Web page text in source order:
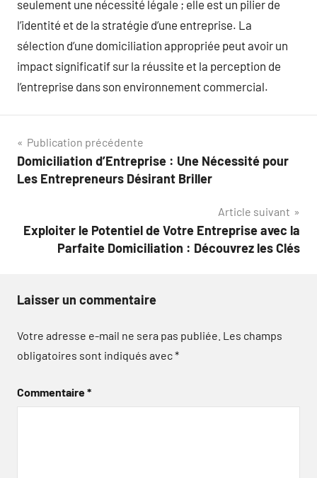
seulement une nécessité légale ; elle est un pilier de
l’identité et de la stratégie d’une entreprise. La
sélection d’une domiciliation appropriée peut avoir un
impact significatif sur la réussite et la perception de
l’entreprise dans son environnement commercial.
Navigation
de
Publication précédente
Domiciliation d’Entreprise : Une Nécessité pour
Les Entrepreneurs Désirant Briller
Article suivant
Exploiter le Potentiel de Votre Entreprise avec la
Parfaite Domiciliation : Découvrez les Clés
Laisser un commentaire
Votre adresse e-mail ne sera pas publiée. Les champs
obligatoires sont indiqués avec*
Commentaire*